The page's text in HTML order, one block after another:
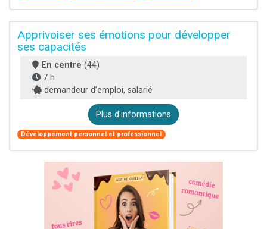
Apprivoiser ses émotions pour développer
ses capacités
En centre (44)
7 h
demandeur d’emploi, salarié
Plus d'informations
Développement personnel et professionnel